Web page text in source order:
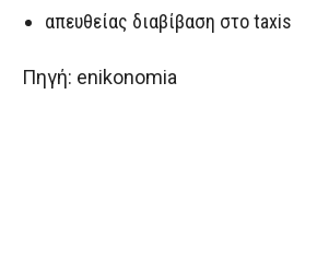
απευθείας διαβίβαση στο taxis
Πηγή: enikonomia